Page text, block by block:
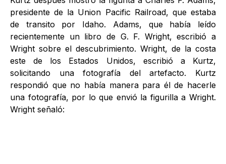
presidente de la Union Pacific Railroad, que estaba
de transito por Idaho. Adams, que había leído
recientemente un libro de G. F. Wright, escribió a
Wright sobre el descubrimiento. Wright, de la costa
este de los Estados Unidos, escribió a Kurtz,
solicitando una fotografía del artefacto. Kurtz
respondió que no había manera para él de hacerle
una fotografía, por lo que envió la figurilla a Wright.
Wright señaló: